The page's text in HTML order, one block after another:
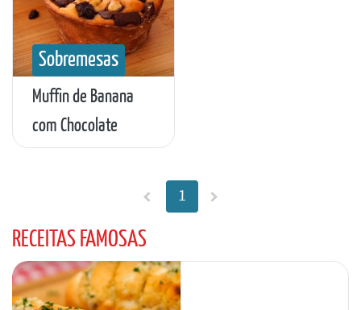
Sobremesas
Muffin de Banana
com Chocolate
1
RECEITAS FAMOSAS